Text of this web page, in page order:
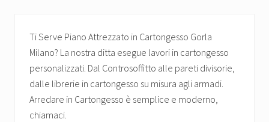
librerie
cartongesso
misura
armadi.
Ti Serve Piano Attrezzato in Cartongesso Gorla
Milano? La nostra ditta esegue lavori in cartongesso
personalizzati. Dal Controsoffitto alle pareti divisorie,
dalle librerie in cartongesso su misura agli armadi.
Arredare in Cartongesso è semplice e moderno,
chiamaci.